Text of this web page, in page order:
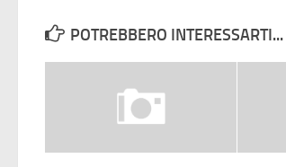
POTREBBERO INTERESSARTI...